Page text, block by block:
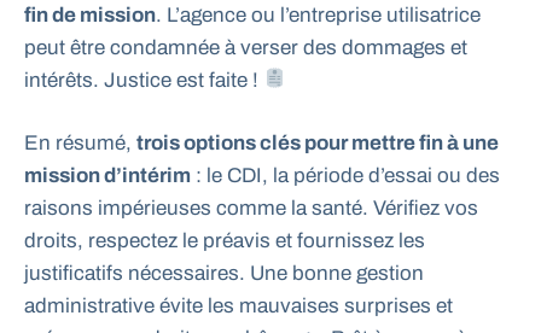
fin de mission. L’agence ou l’entreprise utilisatrice
peut être condamnée à verser des dommages et
intérêts. Justice est faite !
En résumé, trois options clés pour mettre fin à une
mission d’intérim : le CDI, la période d’essai ou des
raisons impérieuses comme la santé. Vérifiez vos
droits, respectez le préavis et fournissez les
justificatifs nécessaires. Une bonne gestion
administrative évite les mauvaises surprises et